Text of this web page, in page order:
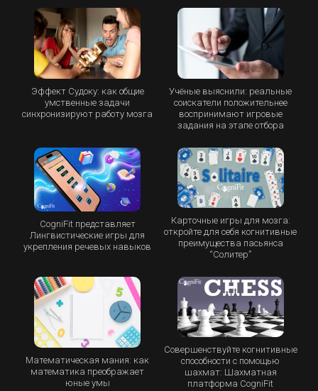
Эффект Судоку: как общие
умственные задачи
синхронизируют работу мозга
Учёные выяснили: реальные
соискатели положительнее
воспринимают игровые
задания на этапе отбора
CogniFit представляет
Лингвистические игры для
укрепления речевых навыков
Карточные игры для мозга:
откройте для себя когнитивные
преимущества пасьянса
“Cолитер”
Математическая мания: как
математика преображает
юные умы
Совершенствуйте когнитивные
способности с помощью
шахмат: Шахматная
платформа CogniFit